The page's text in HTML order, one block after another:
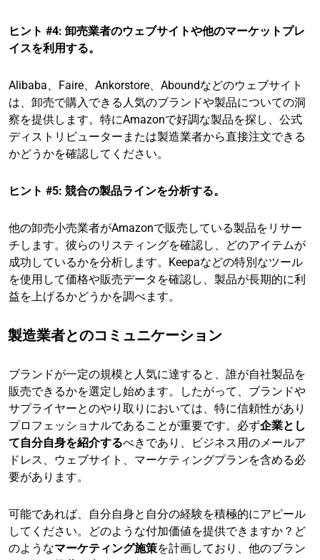
ヒント #4: 卸売業者のウェブサイトや他のマーケットプレ
イスを利用する。
Alibaba、Faire、Ankorstore、Aboundなどのウェブサイト
は、卸売で購入できる人気のブランドや製品についての洞
察を提供します。特にAmazonで好調な製品を探し、公式
ディストリビューターまたは製造業者から直接注文できる
かどうかを確認してください。
ヒント #5: 競合の製品ラインを分析する。
他の卸売小売業者がAmazonで販売している製品をリサー
チします。彼らのリスティングを確認し、どのアイテムが
成功しているかを分析します。Keepaなどの特別なツール
を使用して価格や販売データを確認し、製品が長期的に利
益を上げるかどうかを調べます。
製造業者とのコミュニケーション
ブランドが一定の規模と人気に達すると、誰が自社製品を
販売できるかを選定し始めます。したがって、ブランドや
サプライヤーとのやり取りにおいては、特に信頼性があり
プロフェッショナルであることが重要です。必ず企業とし
て自分自身を紹介するべきであり、ビジネス用のメールア
ドレス、ウェブサイト、マーケティングプランを含める必
要があります。
可能であれば、自分自身と自分の経験を積極的にアピール
してください。どのような付加価値を提供できますか？ど
のようなマーケティング施策を計画しており、他のブラン